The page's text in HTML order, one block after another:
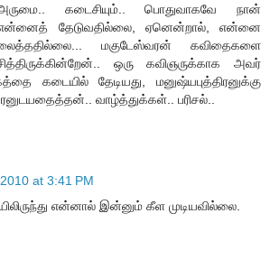
கடைசியும்.. பொதுவாகவே நான்
தேடுவதில்லை, ஏனென்றால், என்னை
மகுடேஸ்வரன் கவிதைகளை
ஒரு கவிஞருக்காக அவர்
கடையில் தேடியது, மனுஷ்யபுத்திரனுக்கு
வாழ்த்துக்கள்.. பரிசல்..
at 3:41 PM
என்னால் இன்னும் கீள முடியவில்லை.